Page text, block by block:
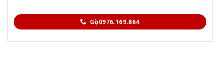
Gọi 0976.169.864